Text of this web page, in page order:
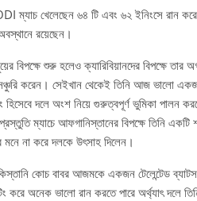
ম্যাচ খেলেছেন ৬৪ টি এবং ৬২ ইনিংসে রান
রয়েছেন।
বিপক্ষে শুরু হলেও ক্যারিবিয়ানদের বিপক্ষে
করেন। সেইখান থেকেই তিনি আজ ভালো
হিসেবে দলে অংশ নিয়ে গুরুত্বপূর্ণ ভুমিকা
ম্যাচে আফগানিস্তানের বিপক্ষে তিনি
না করে দলকে উৎসাহ দিলেন।
কোচ বাবর আজমকে একজন টেলেন্টেড
করে অনেক ভালো রান করতে পারে অর্থ্যাৎ